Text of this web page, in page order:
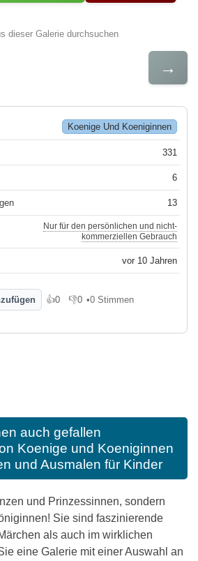
dieser Galerie durchsuchen
→
Koenige Und Koeniginnen
331
6
13
Nur für den persönlichen und nicht-
kommerziellen Gebrauch
vor 10 Jahren
👍0
Gefällt mir
👎0
Gefällt mir nicht
•0 Stimmen
auch gefallen
Koenige und Koeniginnen
und Ausmalen für Kinder
und Prinzessinnen, sondern
Sie sind faszinierende
als auch im wirklichen
eine Galerie mit einer Auswahl an